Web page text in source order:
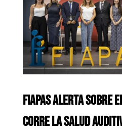
FIAPAS alerta sobre
corre la salud